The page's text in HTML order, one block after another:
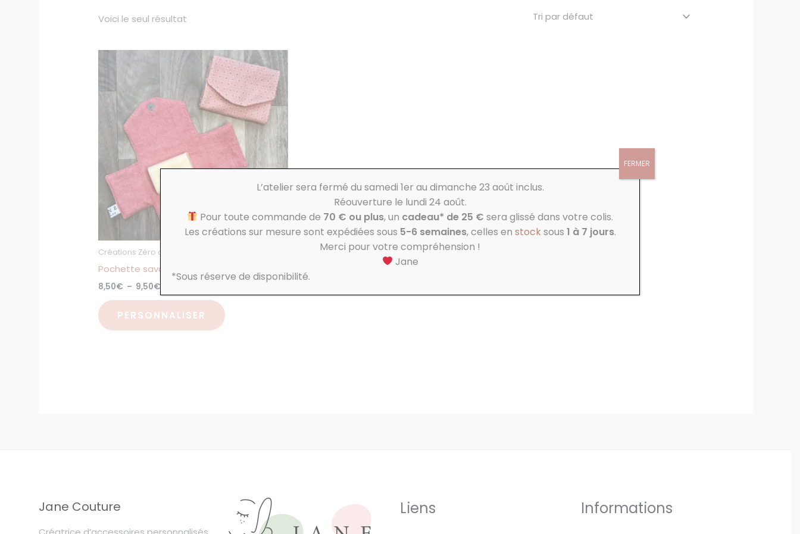
Voici le seul résultat
Créations Zéro déchet
Pochette savon
8,50€ – 9,50€
à
9,50€
PERSONNALISER
Ce
produit
a
plusieurs
variations.
Les
options
peuvent
sur
la
produit
Jane Couture Liens Informations
L’atelier sera fermé du samedi 1er au dimanche 23 août inclus.
Réouverture le lundi 24 août.
Pour toute commande de 70 € ou plus, un cadeau* de 25 € sera glissé dans votre colis.
Les créations sur mesure sont expédiées sous 5-6 semaines, celles en stocksous 1 à 7 jours.
Merci pour votre compréhension !
Jane
*Sous réserve de disponibilité.
FERMER